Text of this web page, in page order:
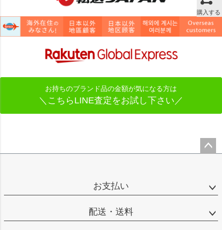
購入する
お持ちのブランド品の金額が気になる方は
＼こちらLINE査定をお試し下さい／
お支払い
配送・送料